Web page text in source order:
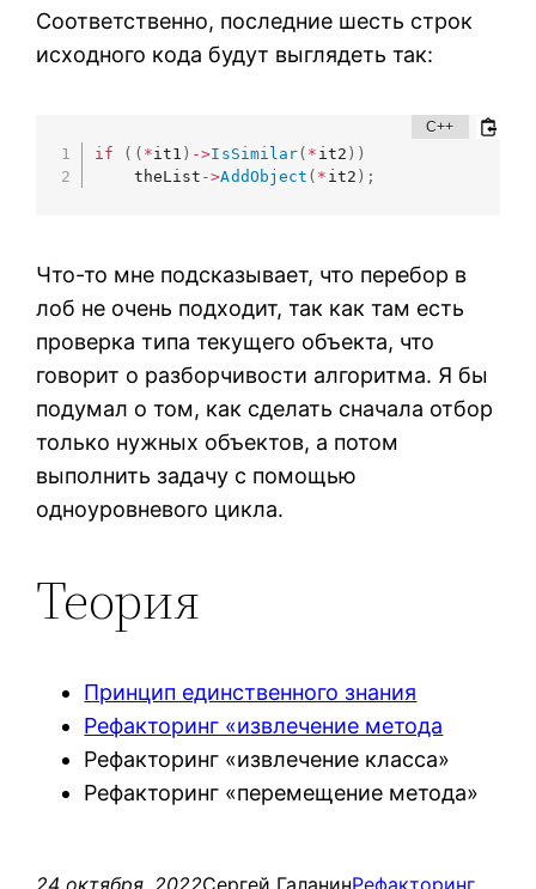
Соответственно, последние шесть строк
исходного кода будут выглядеть так:
if ( ( *it1 ) ->IsSimilar( * it2 ) )
    theList
->AddObject ( * it2 ) ;
Что-то мне подсказывает, что перебор в
лоб не очень подходит, так как там есть
проверка типа текущего объекта, что
говорит о разборчивости алгоритма. Я бы
подумал о том, как сделать сначала отбор
только нужных объектов, а потом
выполнить задачу с помощью
одноуровневого цикла.
Теория
Принцип единственного знания
Рефакторинг «извлечение метода
Рефакторинг «извлечение класса»
Рефакторинг «перемещение метода»
24 октября, 2022Сергей ГаланинРефакторинг